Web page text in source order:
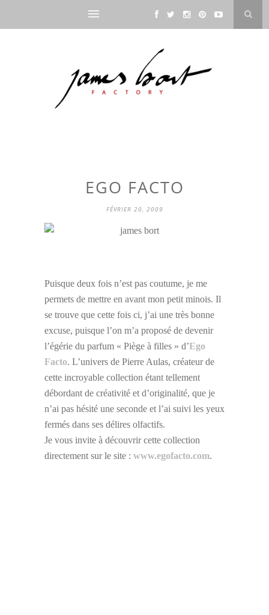
EGO FACTO
FÉVRIER 20, 2009
Puisque deux fois n’est pas coutume, je me
permets de mettre en avant mon petit minois. Il
se trouve que cette fois ci, j’ai une très bonne
excuse, puisque l’on m’a proposé de devenir
l’égérie du parfum « Piège à filles » d’Ego
Facto. L’univers de Pierre Aulas, créateur de
cette incroyable collection étant tellement
débordant de créativité et d’originalité, que je
n’ai pas hésité une seconde et l’ai suivi les yeux
fermés dans ses délires olfactifs.
Je vous invite à découvrir cette collection
directement sur le site : www.egofacto.com.